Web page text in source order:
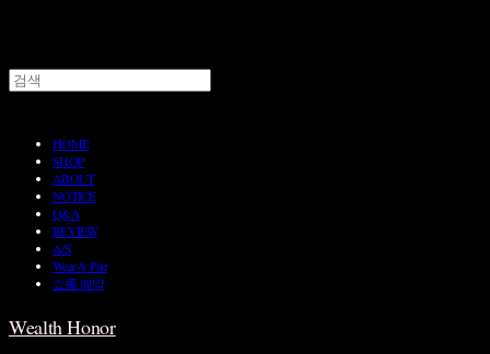
HOME
SHOP
ABOUT
NOTICE
Q&A
REVIEW
A/S
Wear & Pair
쇼룸 예약
Wealth Honor